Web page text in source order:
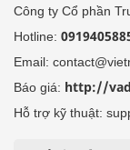
Công ty Cổ phần
Hotline:
Email:
Báo giá: http://
Hỗ trợ kỹ thuật: